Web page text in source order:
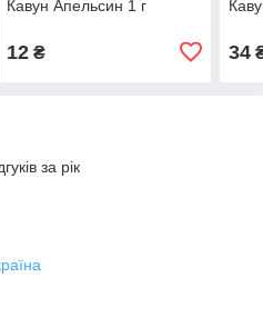
Кавун Апельсин 1 г
12₴ 34
за рік